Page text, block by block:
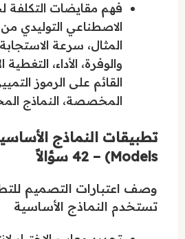
فهم مقايضات التكلفة
المثال، سرعة الاستجابة،
والوفرة، الأداء، التغطية
القائم على الرموز
المخصصة، النماذج
Models) – 42 سؤالاً
وصف اعتبارات التصميم
تستخدم النماذج الأساسية